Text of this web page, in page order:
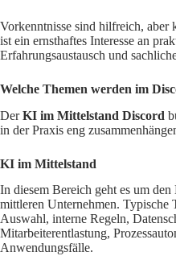
Vorkenntnisse sind hilfreich, aber
ist ein ernsthaftes Interesse an
Erfahrungsaustausch und
Welche Themen werden im
DerKI im Mittelstand Discord
in der Praxis eng
KI im Mittelstand
In diesem Bereich geht es um
mittleren Unternehmen.
Auswahl, interne Regeln,
Mitarbeiterentlastung,
Anwendungsfälle.